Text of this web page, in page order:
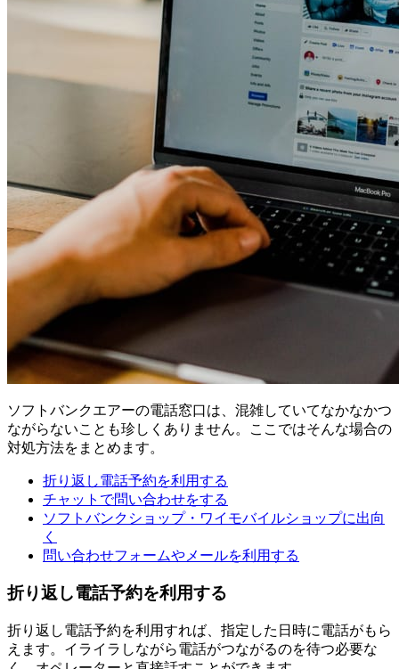
ソフトバンクエアーの電話窓口は、混雑していてなかなかつ
ながらないことも珍しくありません。ここではそんな場合の
対処方法をまとめます。
折り返し電話予約を利用する
チャットで問い合わせをする
ソフトバンクショップ・ワイモバイルショップに出向
く
問い合わせフォームやメールを利用する
折り返し電話予約を利用する
折り返し電話予約を利用すれば、指定した日時に電話がもら
えます。イライラしながら電話がつながるのを待つ必要な